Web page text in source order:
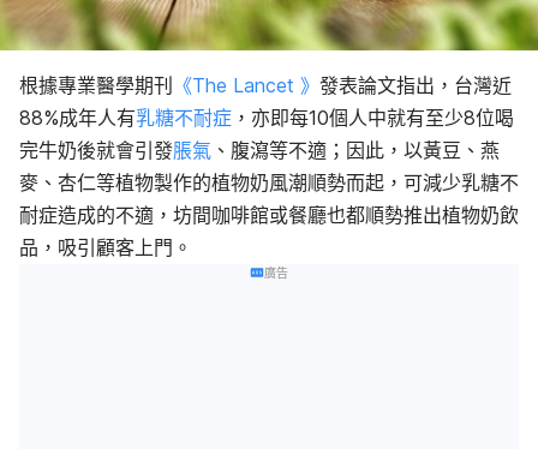
根據專業醫學期刊 《The Lancet 》 發表論文指出，台灣近
88%成年人有乳糖不耐症 ，亦即每10個人中就有至少8位喝
完牛奶後就會引發脹氣 、腹瀉等不適；因此，以黃豆、燕
麥、杏仁等植物製作的植物奶風潮順勢而起，可減少乳糖不
耐症造成的不適，坊間咖啡館或餐廳也都順勢推出植物奶飲
品，吸引顧客上門。
廣告